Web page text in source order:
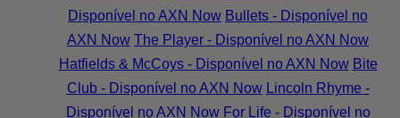
Disponível no AXN Now Bullets - Disponível no
AXN Now The Player - Disponível no AXN Now
Hatfields & McCoys - Disponível no AXN Now Bite
Club - Disponível no AXN Now Lincoln Rhyme -
Disponível no AXN Now For Life - Disponível no